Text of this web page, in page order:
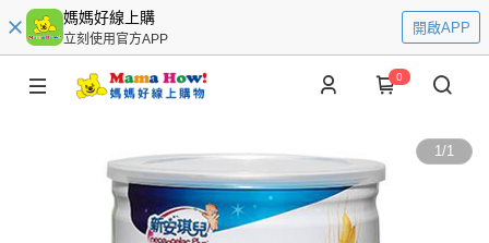
媽媽好線上購
立刻使用官方APP
開啟APP
0
1/1